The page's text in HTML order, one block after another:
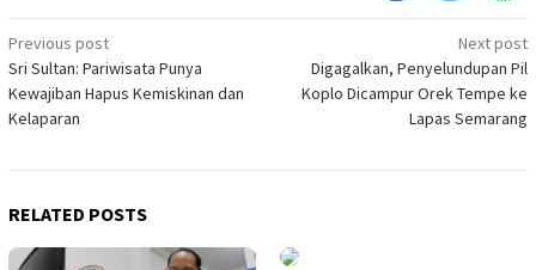
Post
navigation
Previous post
Sri Sultan: Pariwisata Punya
Kewajiban Hapus Kemiskinan dan
Kelaparan
Next post
Digagalkan, Penyelundupan Pil
Koplo Dicampur Orek Tempe ke
Lapas Semarang
RELATED POSTS